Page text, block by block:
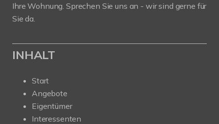
Ihre Wohnung. Sprechen Sie uns an - wir sind gerne für
Sie da.
INHALT
Start
Angebote
Eigentümer
Interessenten